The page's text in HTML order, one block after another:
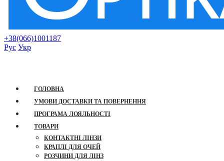
+38(066)1001187
Рус Укр
ГОЛОВНА
УМОВИ ДОСТАВКИ ТА ПОВЕРНЕННЯ
ПРОГРАМА ЛОЯЛЬНОСТІ
ТОВАРИ
КОНТАКТНІ ЛІНЗИ
КРАПЛІ ДЛЯ ОЧЕЙ
РОЗЧИНИ ДЛЯ ЛІНЗ